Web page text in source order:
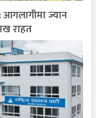
ज्यान
राहत